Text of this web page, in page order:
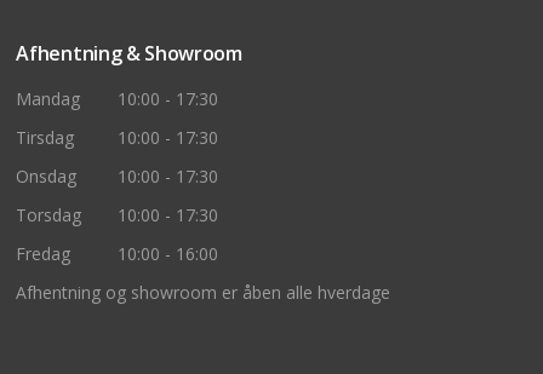
Afhentning & Showroom
Mandag
10:00 - 17:30
Tirsdag
10:00 - 17:30
Onsdag
10:00 - 17:30
Torsdag
10:00 - 17:30
Fredag
10:00 - 16:00
Afhentning og showroom er åben alle hverdage